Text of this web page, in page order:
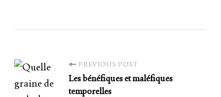
PREVIOUS POST
Les bénéfiques et maléfiques
temporelles